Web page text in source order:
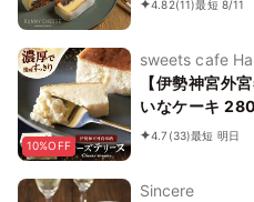
4.82(11)最短 8/11
10%OFF
sweets cafe
【伊勢神宮外
いなケーキ
ー］魔法の チ
4.7 (33)最短 明日
Sincere